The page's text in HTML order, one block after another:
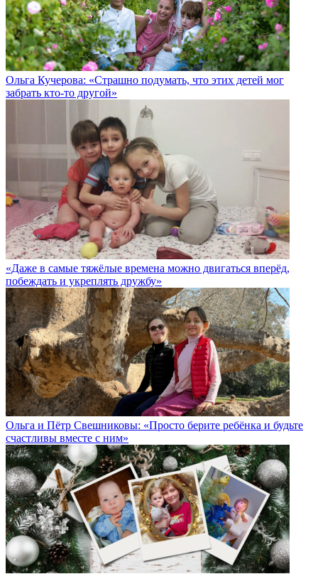
Ольга Кучерова: «Страшно подумать, что этих детей мог
забрать кто-то другой»
«Даже в самые тяжёлые времена можно двигаться вперёд,
побеждать и укреплять дружбу»
Ольга и Пётр Свешниковы: «Просто берите ребёнка и будьте
счастливы вместе с ним»